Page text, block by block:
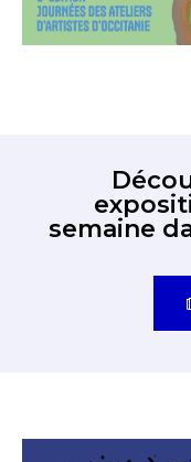
semaine